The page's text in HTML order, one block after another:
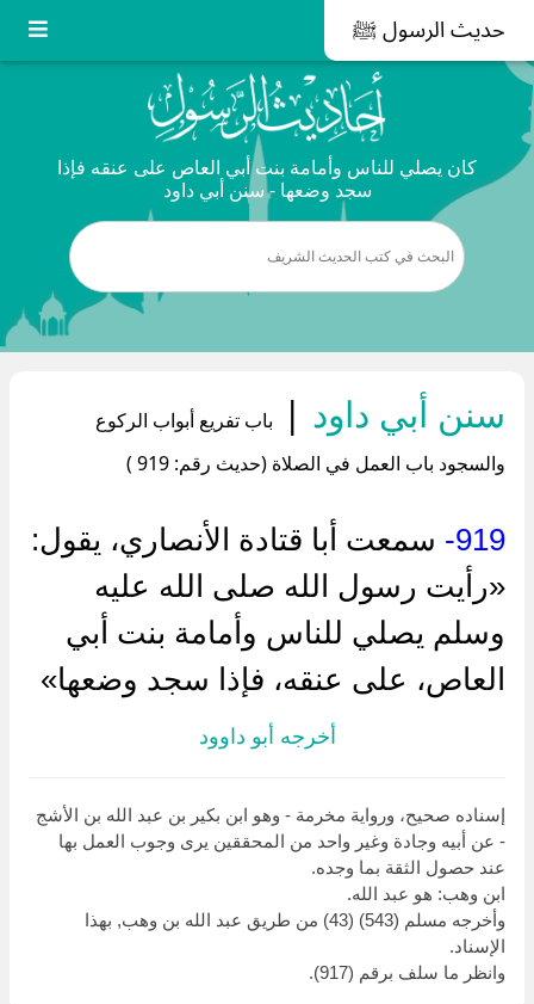
حديث الرسول ﷺ
كان يصلي للناس وأمامة بنت أبي العاص على عنقه فإذا
سجد وضعها - سنن أبي داود
سنن أبي داود |
باب تفريع أبواب الركوع
والسجود باب العمل في الصلاة (حديث رقم: 919 )
919-
سمعت أبا قتادة الأنصاري، يقول:
«رأيت رسول الله صلى الله عليه
وسلم يصلي للناس وأمامة بنت أبي
العاص، على عنقه، فإذا سجد وضعها»
أخرجه أبو داوود
إسناده صحيح، ورواية مخرمة - وهو ابن بكير بن عبد الله بن الأشج
- عن أبيه وجادة وغير واحد من المحققين يرى وجوب العمل بها
عند حصول الثقة بما وجده.
ابن وهب: هو عبد الله.
وأخرجه مسلم (543) (43) من طريق عبد الله بن وهب, بهذا
الإسناد.
وانظر ما سلف برقم (917).